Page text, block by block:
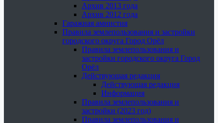
Архив 2013 года
Архив 2012 года
Гаражная амнистия
Правила землепользования и застройки
городского округа Город Орёл
Правила землепользования и
застройки городского округа Город
Орёл
Действующая редакция
Действующая редакция
Информация
Правила землепользования и
застройки (2023 год)
Правила землепользования и